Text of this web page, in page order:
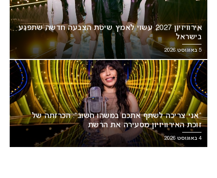
אירוויזיון 2027 עשוי לאמץ שיטת הצבעה חדשה שתפגע
בישראל
5 באוגוסט 2026
“אני צריכה לשתף אתכם במשהו חשוב”: הכרזתה של
זוכת האירוויזיון מסעירה את הרשת
4 באוגוסט 2026